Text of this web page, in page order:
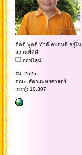
คิดดี พูดดี ทำดี คบคนดี อยู่ใน
สถานที่ดีดี
ออฟไลน์
รุ่น: 2525
คณะ: สัตวแพทยศาสตร์
กระทู้: 10,307